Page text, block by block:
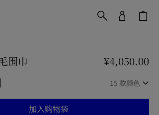
围巾 ¥4,050.00
15 款颜色
加入购物袋